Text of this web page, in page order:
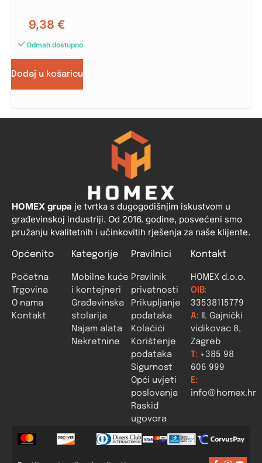
9,38 €
Odmah dostupno
Dodaj u košaricu
HOMEX grupa je tvrtka s dugogodišnjim iskustvom u
građevinskoj industriji. Od 2016. godine, posvećeni smo
pružanju kvalitetnih i učinkovitih rješenja za naše klijente.
Općenito
Početna
Trgovina
O nama
Kontakt
Kategorije
Mobilne kuće
i kontejneri
Građevinska
stolarija
Najam alata
Nekretnine
Pravilnici
Pravilnik
privatnosti
Prikupljanje
podataka
Kolačići
Korištenje
podataka
Sigurnost
Opći uvjeti
poslovanja
Raskid
ugovora
Kontakt
HOMEX d.o.o.
OIB:
33538115779
A: II. Gajnički
vidikovac 8,
Zagreb
T: +385 98
606 999
E:
info@homex.hr